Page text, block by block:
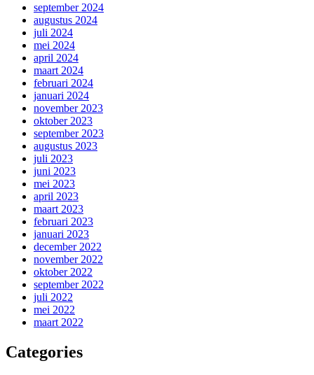
september 2024
augustus 2024
juli 2024
mei 2024
april 2024
maart 2024
februari 2024
januari 2024
november 2023
oktober 2023
september 2023
augustus 2023
juli 2023
juni 2023
mei 2023
april 2023
maart 2023
februari 2023
januari 2023
december 2022
november 2022
oktober 2022
september 2022
juli 2022
mei 2022
maart 2022
Categories